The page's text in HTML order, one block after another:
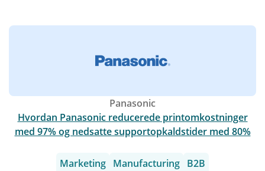
Panasonic
Hvordan Panasonic reducerede printomkostninger
med 97% og nedsatte supportopkaldstider med 80%
Marketing Manufacturing B2B